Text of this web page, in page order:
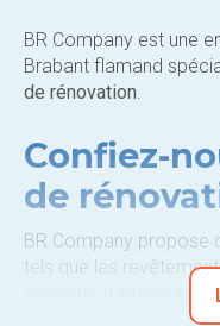
BR Company est une
Brabant flamand
de rénovation
Confiez-
de
BR Company propose
tels que les